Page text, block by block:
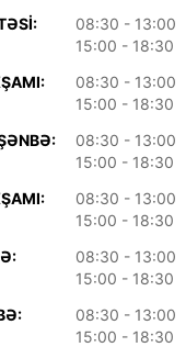
08:30 - 13:00
15:00 - 18:30
08:30 - 13:00
15:00 - 18:30
08:30 - 13:00
15:00 - 18:30
08:30 - 13:00
15:00 - 18:30
08:30 - 13:00
15:00 - 18:30
08:30 - 13:00
15:00 - 18:30